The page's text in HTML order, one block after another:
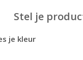
Stel je
je kleur